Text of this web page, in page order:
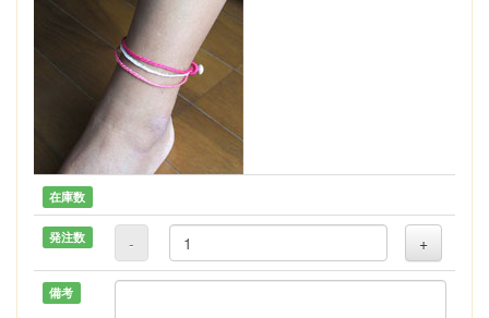
在庫数
発注数 - +
備考